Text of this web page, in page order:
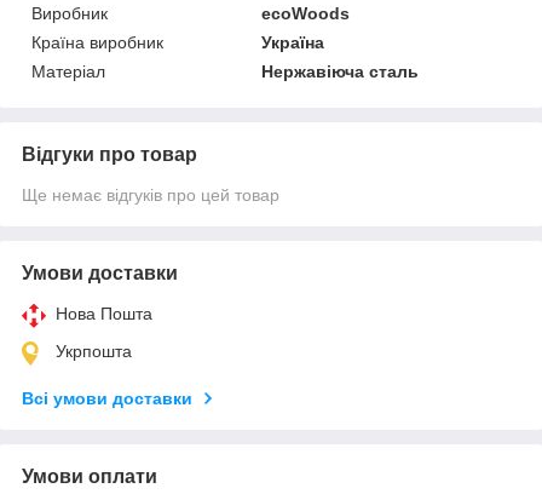
Виробник
ecoWoods
Країна виробник
Україна
Матеріал
Нержавіюча сталь
Відгуки про товар
Ще немає відгуків про цей товар
Умови доставки
Нова Пошта
Укрпошта
Всі умови доставки
Умови оплати